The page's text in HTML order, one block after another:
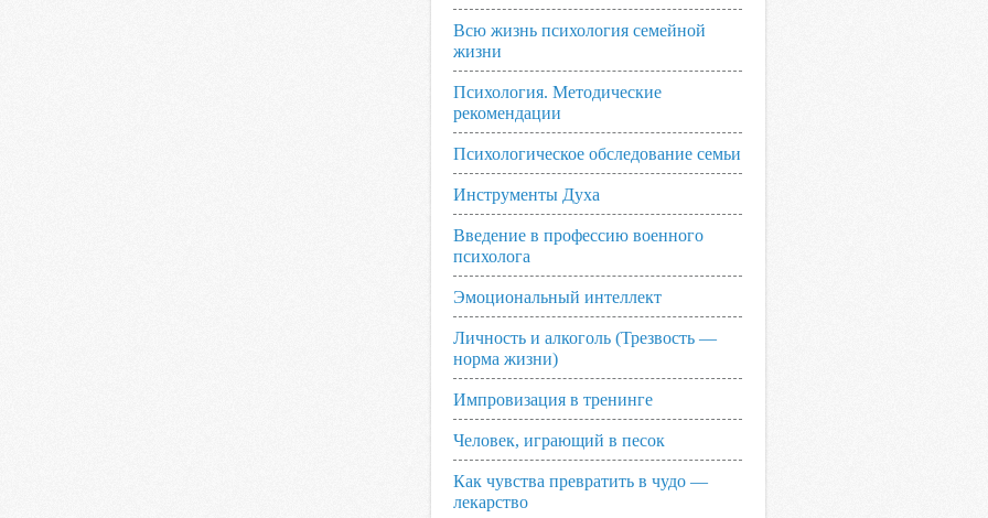
Всю жизнь психология семейной
жизни
Психология. Методические
рекомендации
Психологическое обследование семьи
Инструменты Духа
Введение в профессию военного
психолога
Эмоциональный интеллект
Личность и алкоголь (Трезвость —
норма жизни)
Импровизация в тренинге
Человек, играющий в песок
Как чувства превратить в чудо —
лекарство